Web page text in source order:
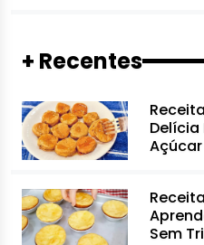
+ Recentes
Delícia
Sem